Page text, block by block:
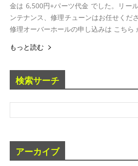
金は 6,500円+パーツ代金 でした。リー
ンテナンス、修理チューンはお任せくだ
修理オーバーホールの申し込みは こちら
もっと読む
検索サーチ
アーカイブ